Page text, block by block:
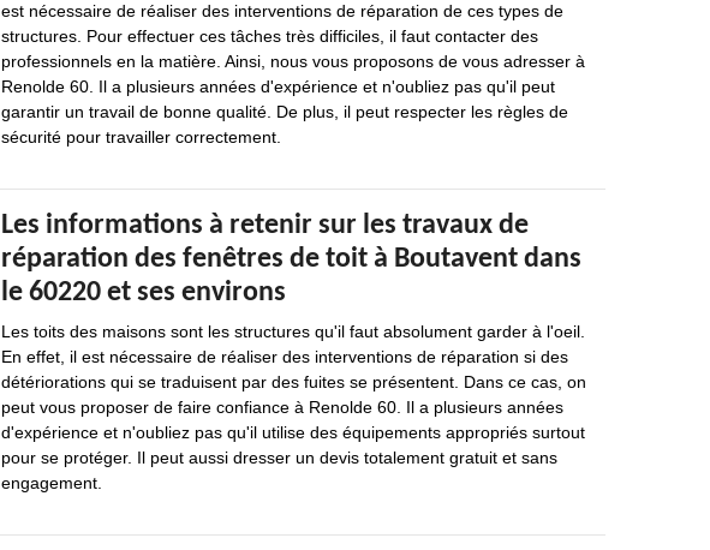
est nécessaire de réaliser des interventions de réparation de ces types de
structures. Pour effectuer ces tâches très difficiles, il faut contacter des
professionnels en la matière. Ainsi, nous vous proposons de vous adresser à
Renolde 60. Il a plusieurs années d'expérience et n'oubliez pas qu'il peut
garantir un travail de bonne qualité. De plus, il peut respecter les règles de
sécurité pour travailler correctement.
Les informations à retenir sur les travaux de
réparation des fenêtres de toit à Boutavent dans
le 60220 et ses environs
Les toits des maisons sont les structures qu'il faut absolument garder à l'oeil.
En effet, il est nécessaire de réaliser des interventions de réparation si des
détériorations qui se traduisent par des fuites se présentent. Dans ce cas, on
peut vous proposer de faire confiance à Renolde 60. Il a plusieurs années
d'expérience et n'oubliez pas qu'il utilise des équipements appropriés surtout
pour se protéger. Il peut aussi dresser un devis totalement gratuit et sans
engagement.